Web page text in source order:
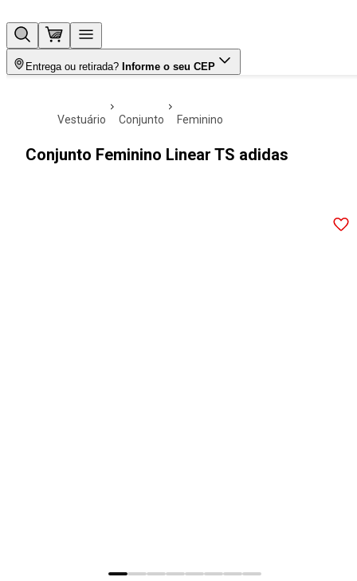
Entrega ou retirada? Informe o seu CEP
vestuário conjunto feminino
Conjunto Feminino Linear TS adidas